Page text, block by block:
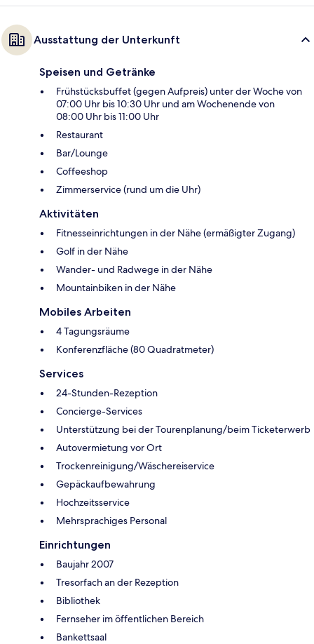
Ausstattung der Unterkunft
Speisen und Getränke
Frühstücksbuffet (gegen Aufpreis) unter der Woche von
07:00 Uhr bis 10:30 Uhr und am Wochenende von
08:00 Uhr bis 11:00 Uhr
Restaurant
Bar/Lounge
Coffeeshop
Zimmerservice (rund um die Uhr)
Aktivitäten
Fitnesseinrichtungen in der Nähe (ermäßigter Zugang)
Golf in der Nähe
Wander- und Radwege in der Nähe
Mountainbiken in der Nähe
Mobiles Arbeiten
4 Tagungsräume
Konferenzfläche (80 Quadratmeter)
Services
24-Stunden-Rezeption
Concierge-Services
Unterstützung bei der Tourenplanung/beim Ticketerwerb
Autovermietung vor Ort
Trockenreinigung/Wäschereiservice
Gepäckaufbewahrung
Hochzeitsservice
Mehrsprachiges Personal
Einrichtungen
Baujahr 2007
Tresorfach an der Rezeption
Bibliothek
Fernseher im öffentlichen Bereich
Bankettsaal